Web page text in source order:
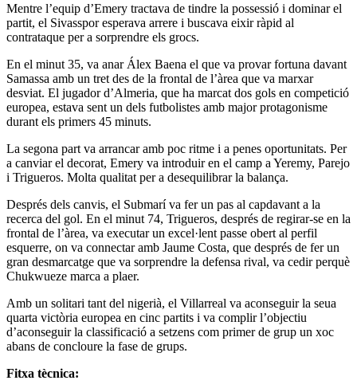
Mentre l’equip d’Emery tractava de tindre la possessió i dominar el
partit, el Sivasspor esperava arrere i buscava eixir ràpid al
contrataque per a sorprendre els grocs.
En el minut 35, va anar Álex Baena el que va provar fortuna davant
Samassa amb un tret des de la frontal de l’àrea que va marxar
desviat. El jugador d’Almeria, que ha marcat dos gols en competició
europea, estava sent un dels futbolistes amb major protagonisme
durant els primers 45 minuts.
La segona part va arrancar amb poc ritme i a penes oportunitats. Per
a canviar el decorat, Emery va introduir en el camp a Yeremy, Parejo
i Trigueros. Molta qualitat per a desequilibrar la balança.
Després dels canvis, el Submarí va fer un pas al capdavant a la
recerca del gol. En el minut 74, Trigueros, després de regirar-se en la
frontal de l’àrea, va executar un excel·lent passe obert al perfil
esquerre, on va connectar amb Jaume Costa, que després de fer un
gran desmarcatge que va sorprendre la defensa rival, va cedir perquè
Chukwueze marca a plaer.
Amb un solitari tant del nigerià, el Villarreal va aconseguir la seua
quarta victòria europea en cinc partits i va complir l’objectiu
d’aconseguir la classificació a setzens com primer de grup un xoc
abans de concloure la fase de grups.
Fitxa tècnica: